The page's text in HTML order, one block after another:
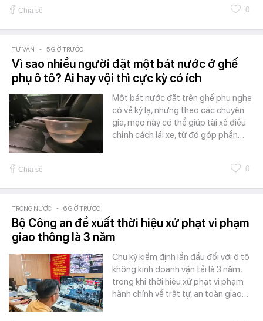
Chia sẻ 0
TƯ VẤN - 5 GIỜ TRƯỚC
Vì sao nhiều người đặt một bát nước ở ghế
phụ ô tô? Ai hay vội thì cực kỳ có ích
Một bát nước đặt trên ghế phụ nghe
có vẻ kỳ lạ, nhưng theo các chuyên
gia, mẹo này có thể giúp tài xế điều
chỉnh cách lái xe, từ đó góp phần…
Chia sẻ 0
TRONG NƯỚC - 6 GIỜ TRƯỚC
Bộ Công an đề xuất thời hiệu xử phạt vi phạm
giao thông là 3 năm
Chu kỳ kiểm định lần đầu đối với ô tô
không kinh doanh vận tải là 3 năm,
trong khi thời hiệu xử phạt vi phạm
hành chính về trật tự, an toàn giao…